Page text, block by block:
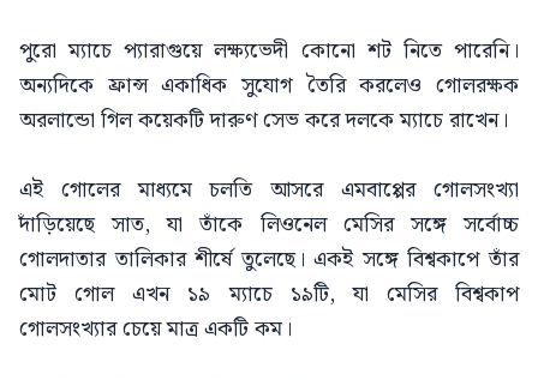
পুরো ম্যাচে প্যারাগুয়ে লক্ষ্যভেদী কোনো শট নিতে পারেনি।
অন্যদিকে ফ্রান্স একাধিক সুযোগ তৈরি করলেও গোলরক্ষক
অরলান্ডো গিল কয়েকটি দারুণ সেভ করে দলকে ম্যাচে রাখেন।
এই গোলের মাধ্যমে চলতি আসরে এমবাপ্পের গোলসংখ্যা
দাঁড়িয়েছে সাত, যা তাঁকে লিওনেল মেসির সঙ্গে সর্বোচ্চ
গোলদাতার তালিকার শীর্ষে তুলেছে। একই সঙ্গে বিশ্বকাপে তাঁর
মোট গোল এখন ১৯ ম্যাচে ১৯টি, যা মেসির বিশ্বকাপ
গোলসংখ্যার চেয়ে মাত্র একটি কম।